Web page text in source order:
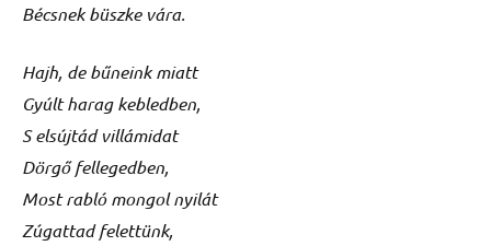
Bécsnek büszke vára.
Hajh, de bűneink miatt
Gyúlt harag kebledben,
S elsújtád villámidat
Dörgő fellegedben,
Most rabló mongol nyilát
Zúgattad felettünk,